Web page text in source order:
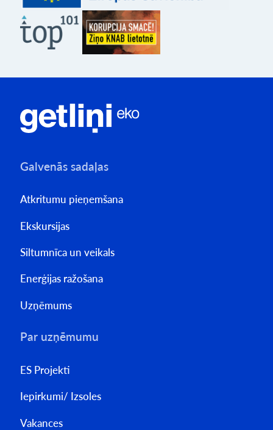
Galvenās sadaļas
Atkritumu pieņemšana
Ekskursijas
Siltumnīca un veikals
Enerģijas ražošana
Uzņēmums
Par uzņēmumu
ES Projekti
Iepirkumi/ Izsoles
Vakances